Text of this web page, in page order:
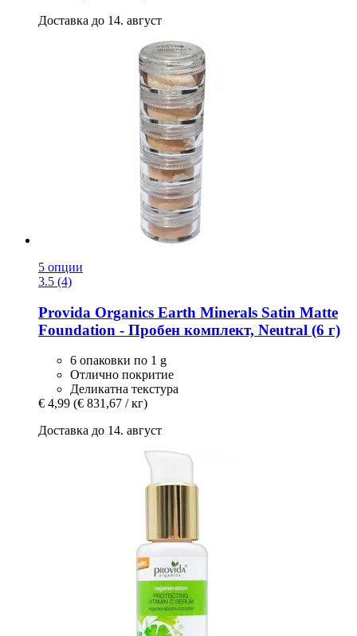
Доставка до 14. август
5 опции
3.5 (4)
Provida Organics Earth Minerals Satin Matte
Foundation -​ Пробен комплект, Neutral (6 г)
6 опаковки по 1 g
Отлично покритие
Деликатна текстура
€ 4,99 (€ 831,67 / кг)
Доставка до 14. август